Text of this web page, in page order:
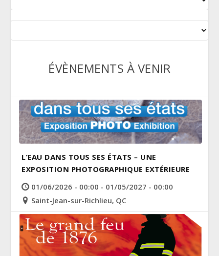
ÉVÈNEMENTS À VENIR
L’EAU DANS TOUS SES ÉTATS – UNE
EXPOSITION PHOTOGRAPHIQUE EXTÉRIEURE
01/06/2026 - 00:00 - 01/05/2027 - 00:00
Saint-Jean-sur-Richlieu, QC